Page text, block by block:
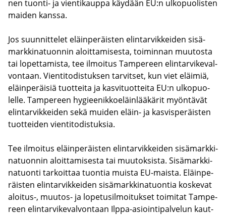
nen tuonti-​ ja vien­ti­kaup­pa käy­dään EU:n ul­ko­puo­lis­ten
mai­den kans­sa.
Jos suun­nit­te­let eläin­pe­räis­ten elin­tar­vik­kei­den si­sä­
mark­ki­na­tuon­nin aloit­ta­mi­ses­ta, toi­min­nan muu­tos­ta
tai lo­pet­ta­mis­ta, tee il­moi­tus Tam­pe­reen elin­tar­vi­ke­val­
von­taan. Vien­ti­to­dis­tuk­sen tar­vit­set, kun viet eläi­miä,
eläin­pe­räi­siä tuot­tei­ta ja kas­vi­tuot­tei­ta EU:n ul­ko­puo­
lel­le. Tam­pe­reen hy­giee­nik­koe­läin­lää­kä­rit myön­tä­vät
elin­tar­vik­kei­den sekä mui­den eläin-​ ja kas­vis­pe­räis­ten
tuot­tei­den vien­ti­to­dis­tuk­sia.
Tee il­moi­tus eläin­pe­räis­ten elin­tar­vik­kei­den si­sä­mark­ki­
na­tuon­nin aloit­ta­mi­ses­ta tai muu­tok­sis­ta. Si­sä­mark­ki­
na­tuon­ti tar­koit­taa tuon­tia muis­ta EU-​maista. Eläin­pe­
räis­ten elin­tar­vik­kei­den si­sä­mark­ki­na­tuon­tia kos­ke­vat
aloitus-​, muutos-​ ja lo­pe­tusil­moi­tuk­set toi­mi­tat Tam­pe­
reen elin­tar­vi­ke­val­von­taan Ilppa-​asiointipalvelun kaut­